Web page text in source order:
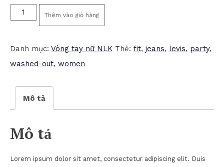
Lucy
số
lượng
Thêm vào giỏ hàng
Danh mục: Vòng tay nữ NLK Thẻ: fit, jeans, levis, party,
washed-out, women
Mô tả
Mô tả
Lorem ipsum dolor sit amet, consectetur adipiscing elit. Duis